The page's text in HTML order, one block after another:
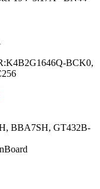
BCK0,
BBA7SH, GT432B-